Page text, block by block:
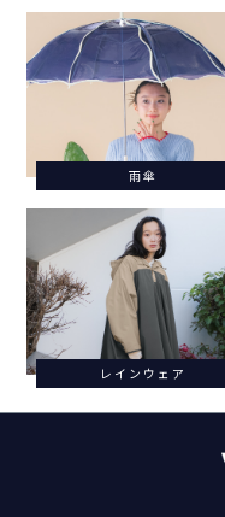
雨傘
レインウェア